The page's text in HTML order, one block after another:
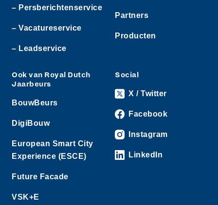
– Persberichtenservice
– Vacatureservice
– Leadservice
Partners
Producten
Ook van Royal Dutch
Jaarbeurs
BouwBeurs
DigiBouw
European Smart City
Experience (ESCE)
Future Facade
VSK+E
Social
X / Twitter
Facebook
Instagram
LinkedIn